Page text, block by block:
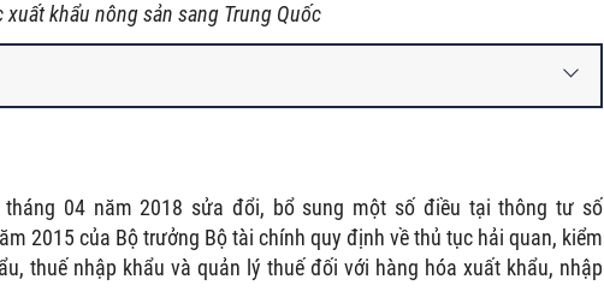
xuất khẩu nông sản sang Trung Quốc
tháng 04 năm 2018 sửa đổi, bổ sung một số điều tại thông tư số
2015 của Bộ trưởng Bộ tài chính quy định về thủ tục hải quan, kiểm
thuế nhập khẩu và quản lý thuế đối với hàng hóa xuất khẩu, nhập